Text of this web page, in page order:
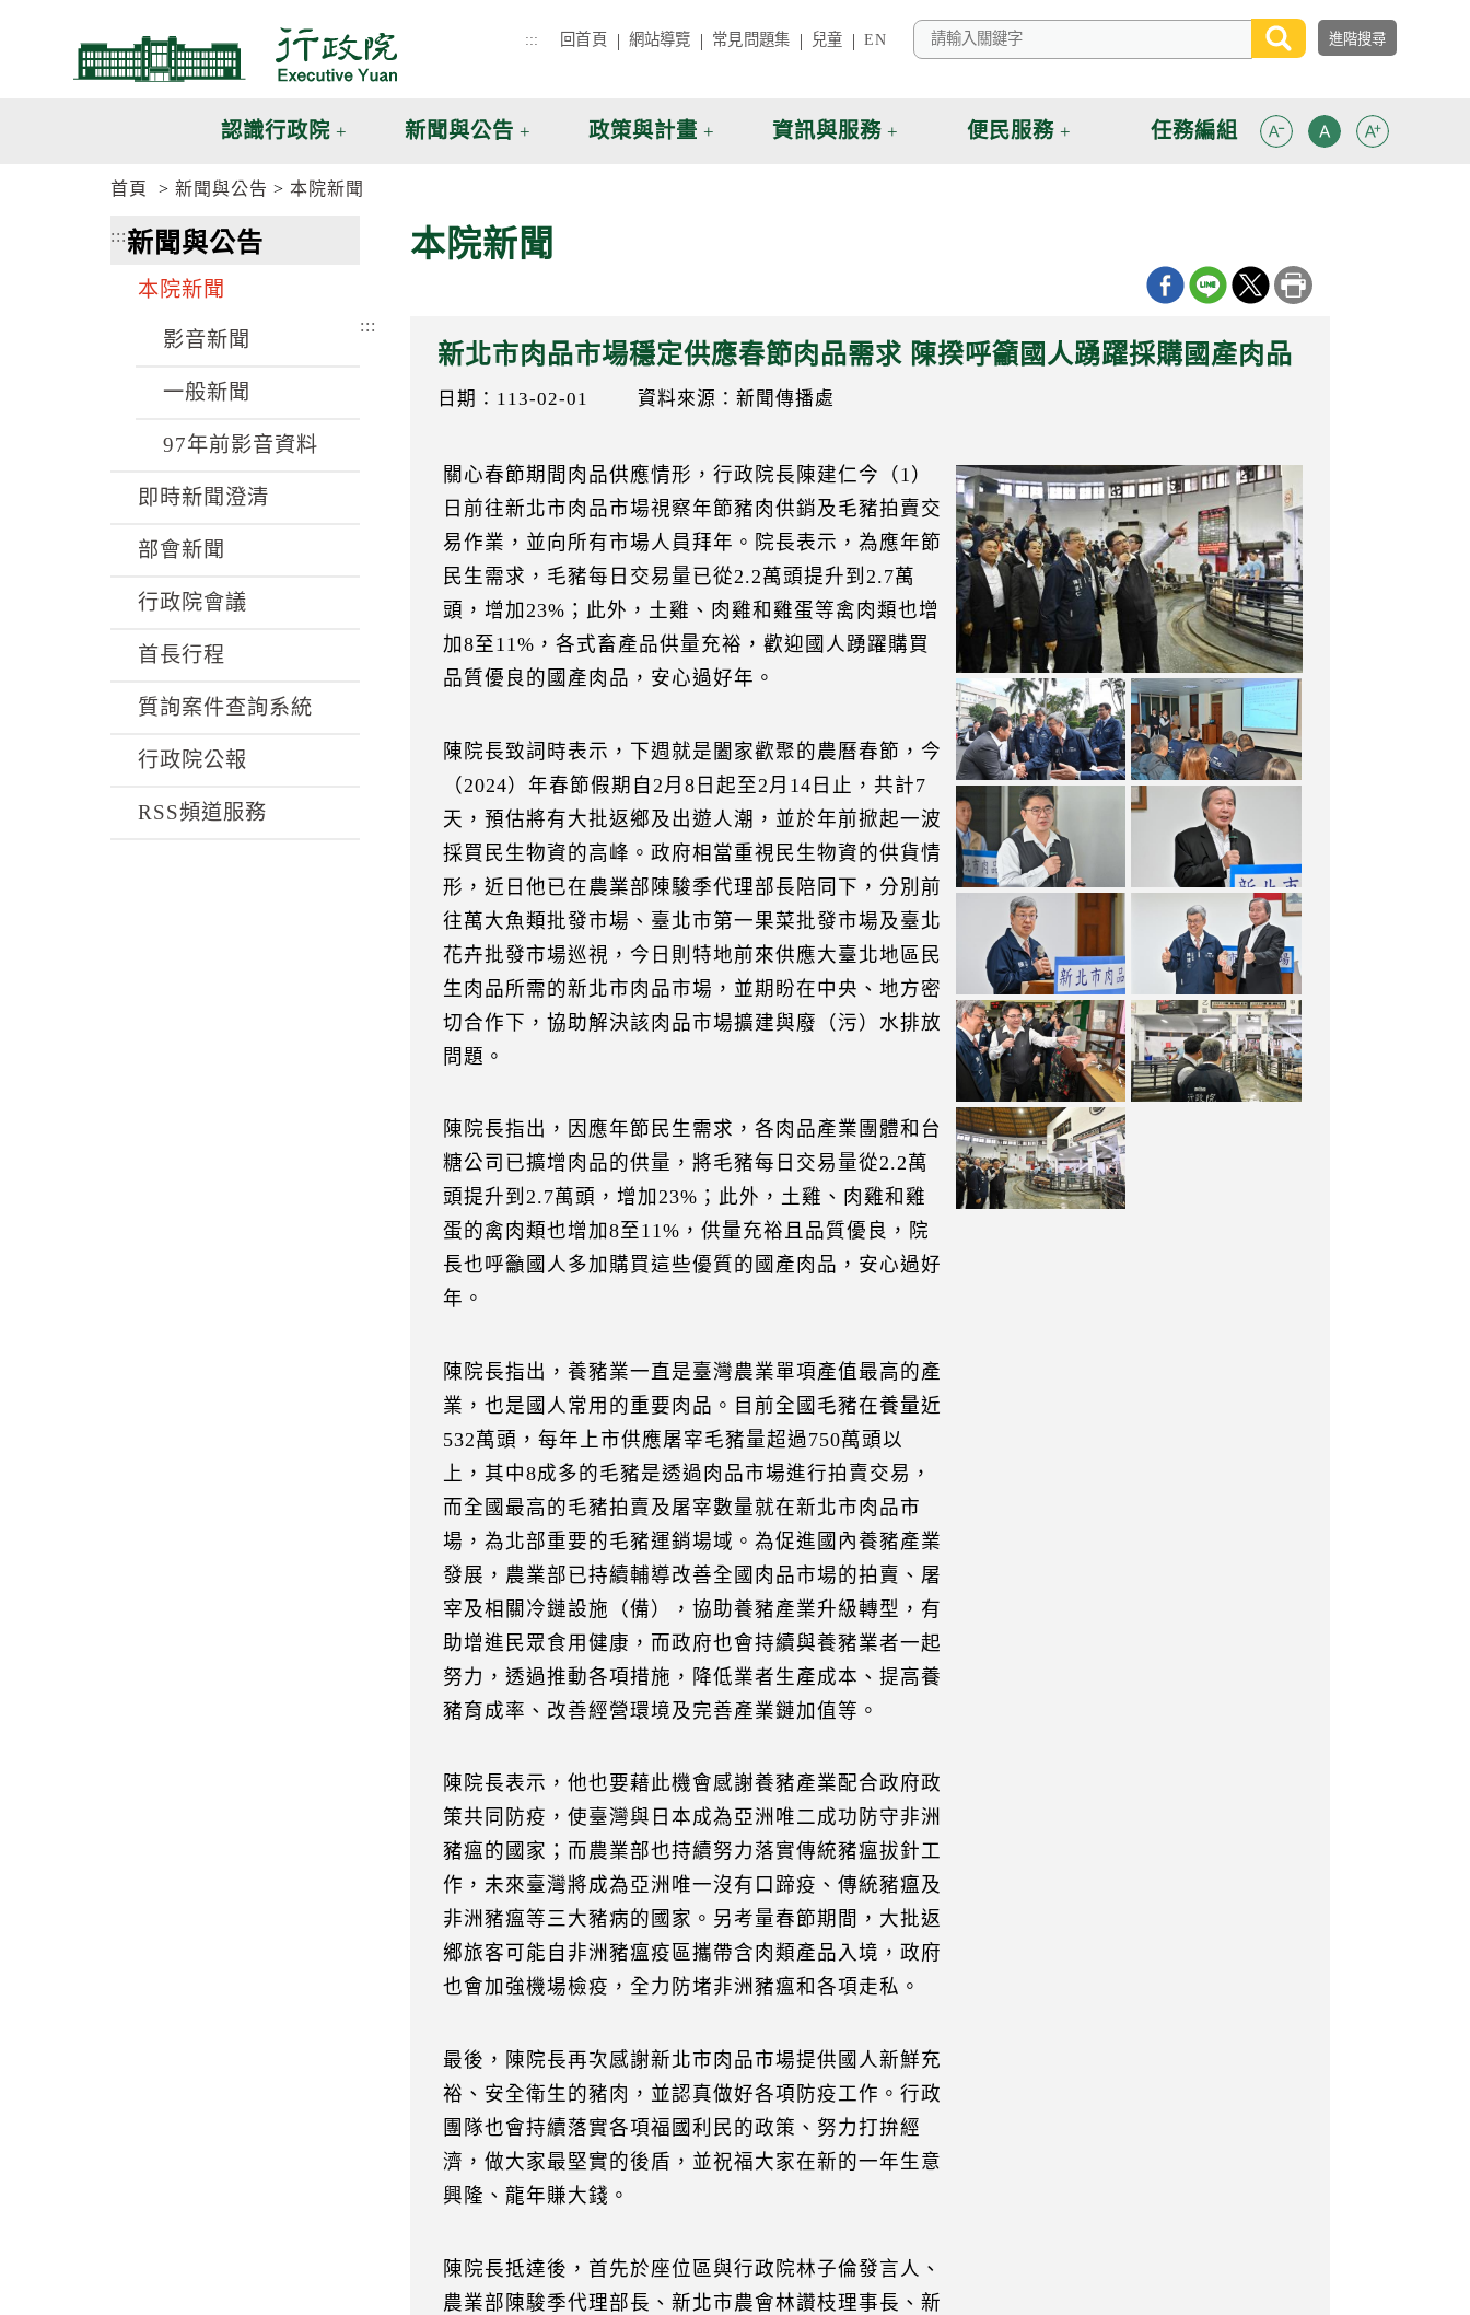
::: 回首頁 網站導覽 常見問題集 兒童 EN
認識行政院 新聞與公告 政策與計畫 資訊與服務 便民服務 任務編組
首頁 新聞與公告 本院新聞
:::新聞與公告
本院新聞
影音新聞
一般新聞
97年前影音資料
即時新聞澄清
部會新聞
行政院會議
首長行程
質詢案件查詢系統
行政院公報
RSS頻道服務
本院新聞
:::
新北市肉品市場穩定供應春節肉品需求 陳揆呼籲國人踴躍採購國產肉品
日期：113-02-01 資料來源：新聞傳播處
關心春節期間肉品供應情形，行政院長陳建仁今（1）
日前往新北市肉品市場視察年節豬肉供銷及毛豬拍賣交
易作業，並向所有市場人員拜年。院長表示，為應年節
民生需求，毛豬每日交易量已從2.2萬頭提升到2.7萬
頭，增加23%；此外，土雞、肉雞和雞蛋等禽肉類也增
加8至11%，各式畜產品供量充裕，歡迎國人踴躍購買
品質優良的國產肉品，安心過好年。
陳院長致詞時表示，下週就是闔家歡聚的農曆春節，今
（2024）年春節假期自2月8日起至2月14日止，共計7
天，預估將有大批返鄉及出遊人潮，並於年前掀起一波
採買民生物資的高峰。政府相當重視民生物資的供貨情
形，近日他已在農業部陳駿季代理部長陪同下，分別前
往萬大魚類批發市場、臺北市第一果菜批發市場及臺北
花卉批發市場巡視，今日則特地前來供應大臺北地區民
生肉品所需的新北市肉品市場，並期盼在中央、地方密
切合作下，協助解決該肉品市場擴建與廢（污）水排放
問題。
陳院長指出，因應年節民生需求，各肉品產業團體和台
糖公司已擴增肉品的供量，將毛豬每日交易量從2.2萬
頭提升到2.7萬頭，增加23%；此外，土雞、肉雞和雞
蛋的禽肉類也增加8至11%，供量充裕且品質優良，院
長也呼籲國人多加購買這些優質的國產肉品，安心過好
年。
陳院長指出，養豬業一直是臺灣農業單項產值最高的產
業，也是國人常用的重要肉品。目前全國毛豬在養量近
532萬頭，每年上市供應屠宰毛豬量超過750萬頭以
上，其中8成多的毛豬是透過肉品市場進行拍賣交易，
而全國最高的毛豬拍賣及屠宰數量就在新北市肉品市
場，為北部重要的毛豬運銷場域。為促進國內養豬產業
發展，農業部已持續輔導改善全國肉品市場的拍賣、屠
宰及相關冷鏈設施（備），協助養豬產業升級轉型，有
助增進民眾食用健康，而政府也會持續與養豬業者一起
努力，透過推動各項措施，降低業者生產成本、提高養
豬育成率、改善經營環境及完善產業鏈加值等。
陳院長表示，他也要藉此機會感謝養豬產業配合政府政
策共同防疫，使臺灣與日本成為亞洲唯二成功防守非洲
豬瘟的國家；而農業部也持續努力落實傳統豬瘟拔針工
作，未來臺灣將成為亞洲唯一沒有口蹄疫、傳統豬瘟及
非洲豬瘟等三大豬病的國家。另考量春節期間，大批返
鄉旅客可能自非洲豬瘟疫區攜帶含肉類產品入境，政府
也會加強機場檢疫，全力防堵非洲豬瘟和各項走私。
最後，陳院長再次感謝新北市肉品市場提供國人新鮮充
裕、安全衛生的豬肉，並認真做好各項防疫工作。行政
團隊也會持續落實各項福國利民的政策、努力打拚經
濟，做大家最堅實的後盾，並祝福大家在新的一年生意
興隆、龍年賺大錢。
陳院長抵達後，首先於座位區與行政院林子倫發言人、
農業部陳駿季代理部長、新北市農會林讚枝理事長、新